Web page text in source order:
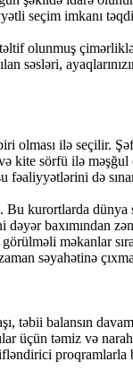
seçim imkanı
olunmuş
səsləri,
ilə seçilir.
kite sörfü ilə
də
kurortlarda
baxımından
məkanlar
səyahətinə
balansın
üçün təmiz və